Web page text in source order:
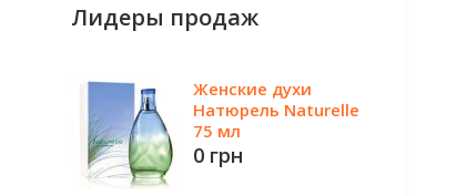
Лидеры продаж
Женские духи
Натюрель Naturelle
75 мл
0 грн